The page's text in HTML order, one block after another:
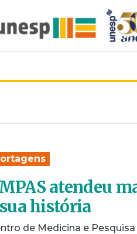
atendeu
história
de Medicina e